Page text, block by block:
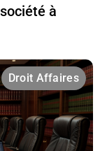
à
Droit Affaires